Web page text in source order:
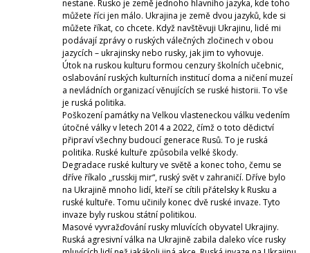
nestane. Rusko je země jednoho hlavního jazyka, kde toho
můžete říci jen málo. Ukrajina je země dvou jazyků, kde si
můžete říkat, co chcete. Když navštěvuji Ukrajinu, lidé mi
podávají zprávy o ruských válečných zločinech v obou
jazycích – ukrajinsky nebo rusky, jak jim to vyhovuje.
Útok na ruskou kulturu formou cenzury školních učebnic,
oslabování ruských kulturních institucí doma a ničení muzeí
a nevládních organizací věnujících se ruské historii. To vše
je ruská politika.
Poškození památky na Velkou vlasteneckou válku vedením
útočné války v letech 2014 a 2022, čímž o toto dědictví
připraví všechny budoucí generace Rusů. To je ruská
politika. Ruské kultuře způsobila velké škody.
Degradace ruské kultury ve světě a konec toho, čemu se
dříve říkalo „russkij mir“, ruský svět v zahraničí. Dříve bylo
na Ukrajině mnoho lidí, kteří se cítili přátelsky k Rusku a
ruské kultuře. Tomu učinily konec dvě ruské invaze. Tyto
invaze byly ruskou státní politikou.
Masové vyvražďování rusky mluvících obyvatel Ukrajiny.
Ruská agresivní válka na Ukrajině zabila daleko více rusky